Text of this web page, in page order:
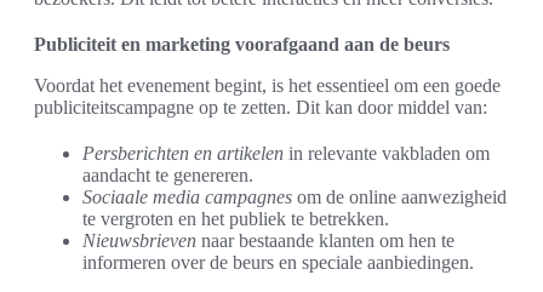
Publiciteit en marketing voorafgaand aan de beurs
Voordat het evenement begint, is het essentieel om een goede
publiciteitscampagne op te zetten. Dit kan door middel van:
Persberichten en artikelen in relevante vakbladen om
aandacht te genereren.
Sociaale media campagnes om de online aanwezigheid
te vergroten en het publiek te betrekken.
Nieuwsbrieven naar bestaande klanten om hen te
informeren over de beurs en speciale aanbiedingen.